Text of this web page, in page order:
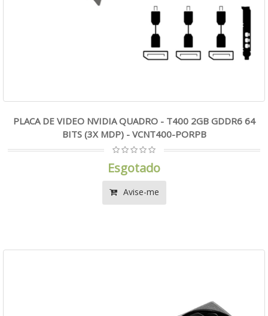
PLACA DE VIDEO NVIDIA QUADRO - T400 2GB GDDR6 64
BITS (3X MDP) - VCNT400-PORPB
Esgotado
Avise-me